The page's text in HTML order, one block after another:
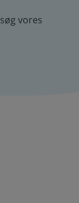
vores